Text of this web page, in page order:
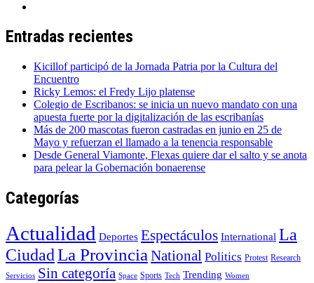
Entradas recientes
Kicillof participó de la Jornada Patria por la Cultura del
Encuentro
Ricky Lemos: el Fredy Lijo platense
Colegio de Escribanos: se inicia un nuevo mandato con una
apuesta fuerte por la digitalización de las escribanías
Más de 200 mascotas fueron castradas en junio en 25 de
Mayo y refuerzan el llamado a la tenencia responsable
Desde General Viamonte, Flexas quiere dar el salto y se anota
para pelear la Gobernación bonaerense
Categorías
Actualidad Deportes Espectáculos International La
Ciudad La Provincia National Politics Protest Research
Servicios Sin categoría Space Sports Tech Trending Women